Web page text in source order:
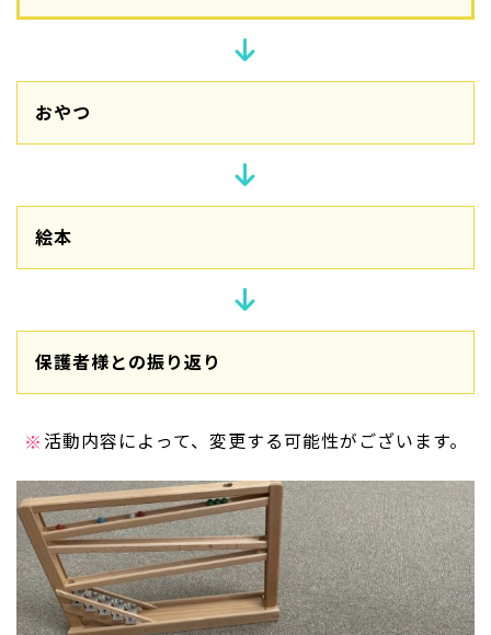
おやつ
絵本
保護者様との振り返り
活動内容によって、変更する可能性がございます。